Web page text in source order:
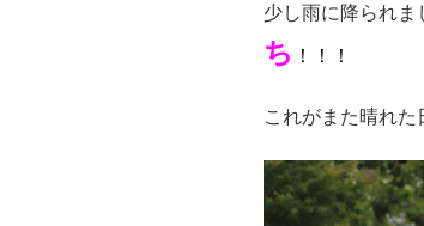
少し雨に降られま
ち ！！！
これがまた晴れた